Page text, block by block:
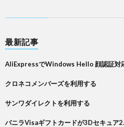
最新記事
AliExpressでWindows Hello 顔認証対
クロネコメンバーズを利用する
サンワダイレクトを利用する
バニラVisaギフトカードが3Dセキュア